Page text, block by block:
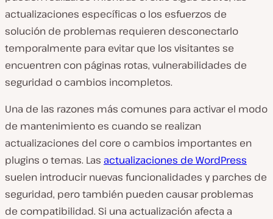
actualizaciones específicas o los esfuerzos de
solución de problemas requieren desconectarlo
temporalmente para evitar que los visitantes se
encuentren con páginas rotas, vulnerabilidades de
seguridad o cambios incompletos.
Una de las razones más comunes para activar el modo
de mantenimiento es cuando se realizan
actualizaciones del core o cambios importantes en
plugins o temas. Las actualizaciones de WordPress
suelen introducir nuevas funcionalidades y parches de
seguridad, pero también pueden causar problemas
de compatibilidad. Si una actualización afecta a